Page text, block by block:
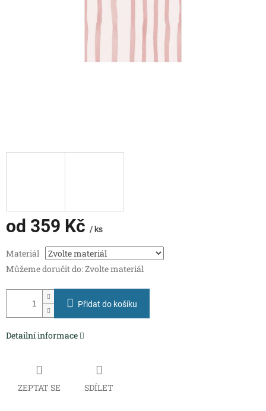
od 359 Kč / ks
cena:
Materiál
Můžeme doručit do:Zvolte materiál
Přidat do košíku
Detailní informace
ZEPTAT SE SDÍLET